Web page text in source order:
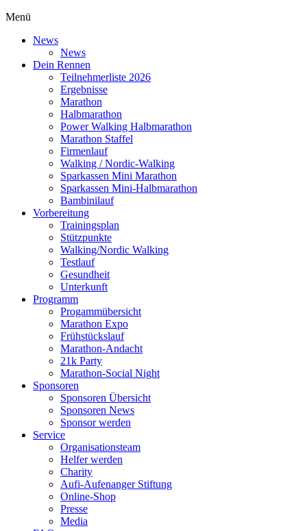
Menü
News
News
Dein Rennen
Teilnehmerliste 2026
Ergebnisse
Marathon
Halbmarathon
Power Walking Halbmarathon
Marathon Staffel
Firmenlauf
Walking / Nordic-Walking
Sparkassen Mini Marathon
Sparkassen Mini-Halbmarathon
Bambinilauf
Vorbereitung
Trainingsplan
Stützpunkte
Walking/Nordic Walking
Testlauf
Gesundheit
Unterkunft
Programm
Progammübersicht
Marathon Expo
Frühstückslauf
Marathon-Andacht
21k Party
Marathon-Social Night
Sponsoren
Sponsoren Übersicht
Sponsoren News
Sponsor werden
Service
Organisationsteam
Helfer werden
Charity
Aufi-Aufenanger Stiftung
Online-Shop
Presse
Media